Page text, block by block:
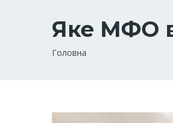
Яке МФО
Рядок
Головна